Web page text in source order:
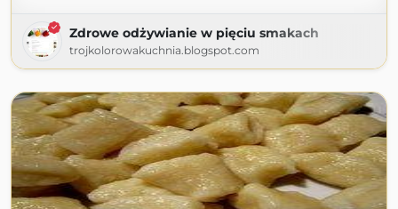
Zdrowe odżywianie w pięciu smakach
trojkolorowakuchnia.blogspot.com